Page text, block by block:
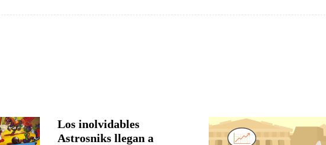
Los inolvidables
Astrosniks llegan a